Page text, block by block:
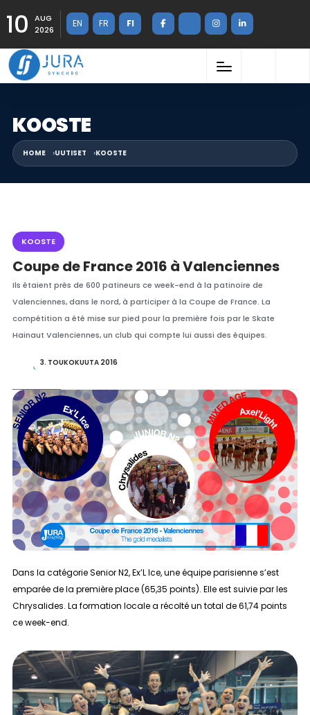
10
AUG
2026
EN FR FI
KOOSTE
HOME UUTISET KOOSTE
KOOSTE
Coupe de France 2016 à Valenciennes
Ils étaient près de 600 patineurs ce week-end à la patinoire de
Valenciennes, dans le nord, à participer à la Coupe de France. La
compétition a été mise sur pied pour la première fois par le Skate
Hainaut Valenciennes, un club qui compte lui aussi des équipes.
3. TOUKOKUUTA 2016
Dans la catégorieSenior N2, Ex’L Ice, une équipe parisienne s’est
emparée de la première place (65,35 points). Elle est suivie par les
Chrysalides. La formation locale a récolté un total de 61,74 points
ce week-end.